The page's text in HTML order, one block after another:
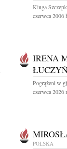
Kinga
czerwca 2006
IRENA
Pogrążeni w
czerwca 2026
POLSKA